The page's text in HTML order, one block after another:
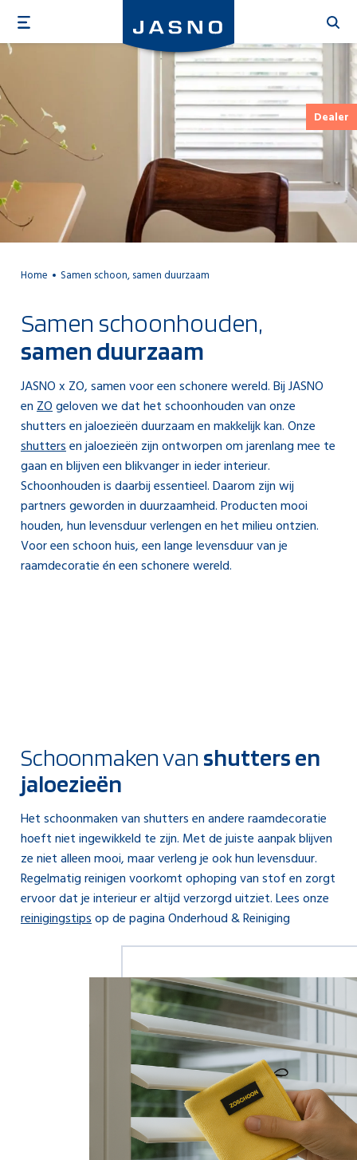
naar
inhoud
gaan
Dealer
Home Samen schoon, samen duurzaam
Samen schoonhouden,
samen duurzaam
JASNO x ZO, samen voor een schonere wereld. Bij JASNO
enZOgeloven we dat het schoonhouden van onze
shutters en jaloezieën duurzaam en makkelijk kan. Onze
shuttersen jaloezieën zijn ontworpen om jarenlang mee te
gaan en blijven een blikvanger in ieder interieur.
Schoonhouden is daarbij essentieel. Daarom zijn wij
partners geworden in duurzaamheid. Producten mooi
houden, hun levensduur verlengen en het milieu ontzien.
Voor een schoon huis, een lange levensduur van je
raamdecoratie én een schonere wereld.
Schoonmaken van shutters en
jaloezieën
Het schoonmaken van shutters en andere raamdecoratie
hoeft niet ingewikkeld te zijn. Met de juiste aanpak blijven
ze niet alleen mooi, maar verleng je ook hun levensduur.
Regelmatig reinigen voorkomt ophoping van stof en zorgt
ervoor dat je interieur er altijd verzorgd uitziet. Lees onze
reinigingstipsop de pagina Onderhoud & Reiniging